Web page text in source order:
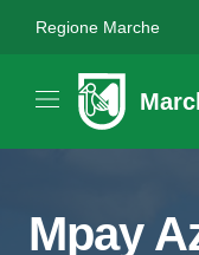
Regione Marche
Mpay